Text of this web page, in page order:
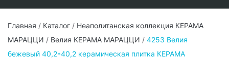
Главная / Каталог / Неаполитанская коллекция КЕРАМА
МАРАЦЦИ / Велия КЕРАМА МАРАЦЦИ / 4253 Велия
бежевый 40,2*40,2 керамическая плитка КЕРАМА